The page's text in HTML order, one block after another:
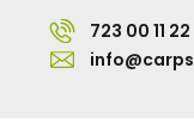
723 00 11 22